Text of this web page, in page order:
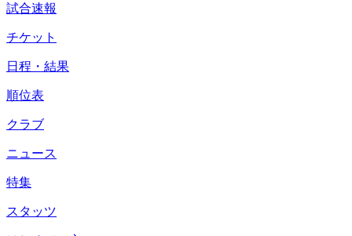
試合速報
チケット
日程・結果
順位表
クラブ
ニュース
特集
スタッツ